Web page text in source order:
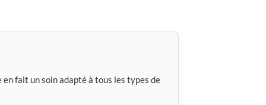
fait un soin adapté à tous les types de